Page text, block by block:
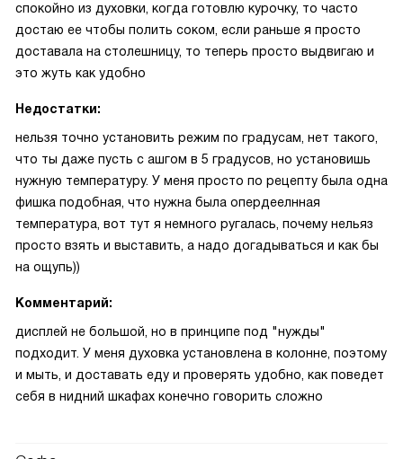
спокойно из духовки, когда готовлю курочку, то часто
достаю ее чтобы полить соком, если раньше я просто
доставала на столешницу, то теперь просто выдвигаю и
это жуть как удобно
Недостатки:
нельзя точно установить режим по градусам, нет такого,
что ты даже пусть с ашгом в 5 градусов, но установишь
нужную температуру. У меня просто по рецепту была одна
фишка подобная, что нужна была опердеелнная
температура, вот тут я немного ругалась, почему нельяз
просто взять и выставить, а надо догадываться и как бы
на ощупь))
Комментарий:
дисплей не большой, но в принципе под "нужды"
подходит. У меня духовка установлена в колонне, поэтому
и мыть, и доставать еду и проверять удобно, как поведет
себя в нидний шкафах конечно говорить сложно